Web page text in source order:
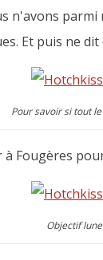
n'avons
Et puis ne
Pour savoir si tout
Fougères
Objectif